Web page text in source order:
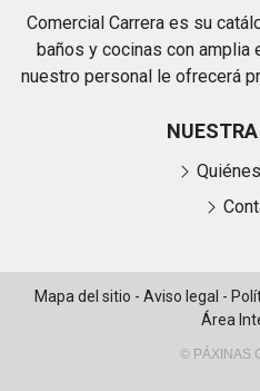
Comercial Carrera es su
baños y cocinas con amplia
nuestro personal le ofrecerá
Mapa del sitio - Aviso legal -
Área
© PÁXINAS